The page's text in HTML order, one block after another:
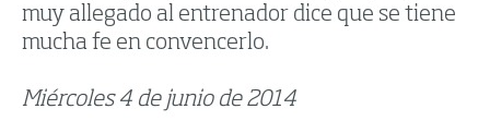
muy allegado al entrenador dice que se tiene
mucha fe en convencerlo.
Miércoles 4 de junio de 2014